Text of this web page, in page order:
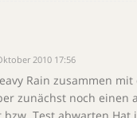
2010 17:56
Rain zusammen mit
zunächst noch einen